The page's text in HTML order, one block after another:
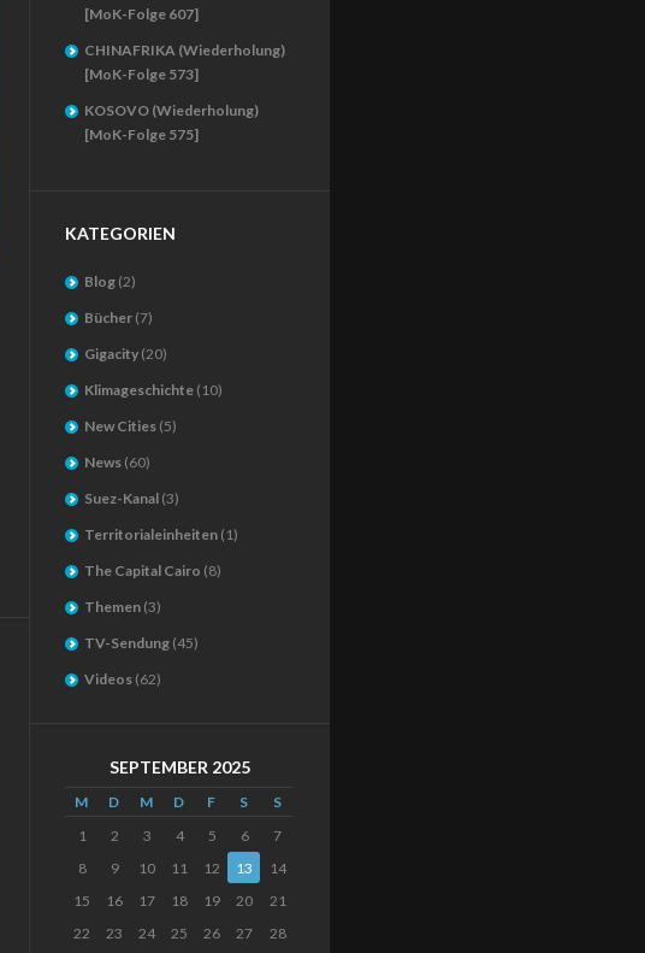
[MoK-Folge 607]
CHINAFRIKA (Wiederholung)
[MoK-Folge 573]
KOSOVO (Wiederholung)
[MoK-Folge 575]
KATEGORIEN
Blog (2)
Bücher (7)
Gigacity (20)
Klimageschichte (10)
New Cities (5)
News (60)
Suez-Kanal (3)
Territorialeinheiten (1)
The Capital Cairo (8)
Themen (3)
TV-Sendung (45)
Videos (62)
SEPTEMBER 2025
M D M D F S
S
1
2 3 4 5 6
7
8
9 10 11 12 13
14
15
16 17 18 19 20
21
22
23 24 25 26 27
28